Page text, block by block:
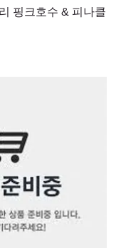
핑크호수 & 피나클